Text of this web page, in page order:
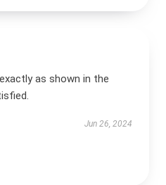
as shown in the
Jun 26, 2024